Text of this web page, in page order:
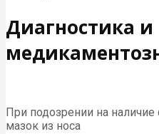
Диагностика и
При подозрении на
мазок из носа